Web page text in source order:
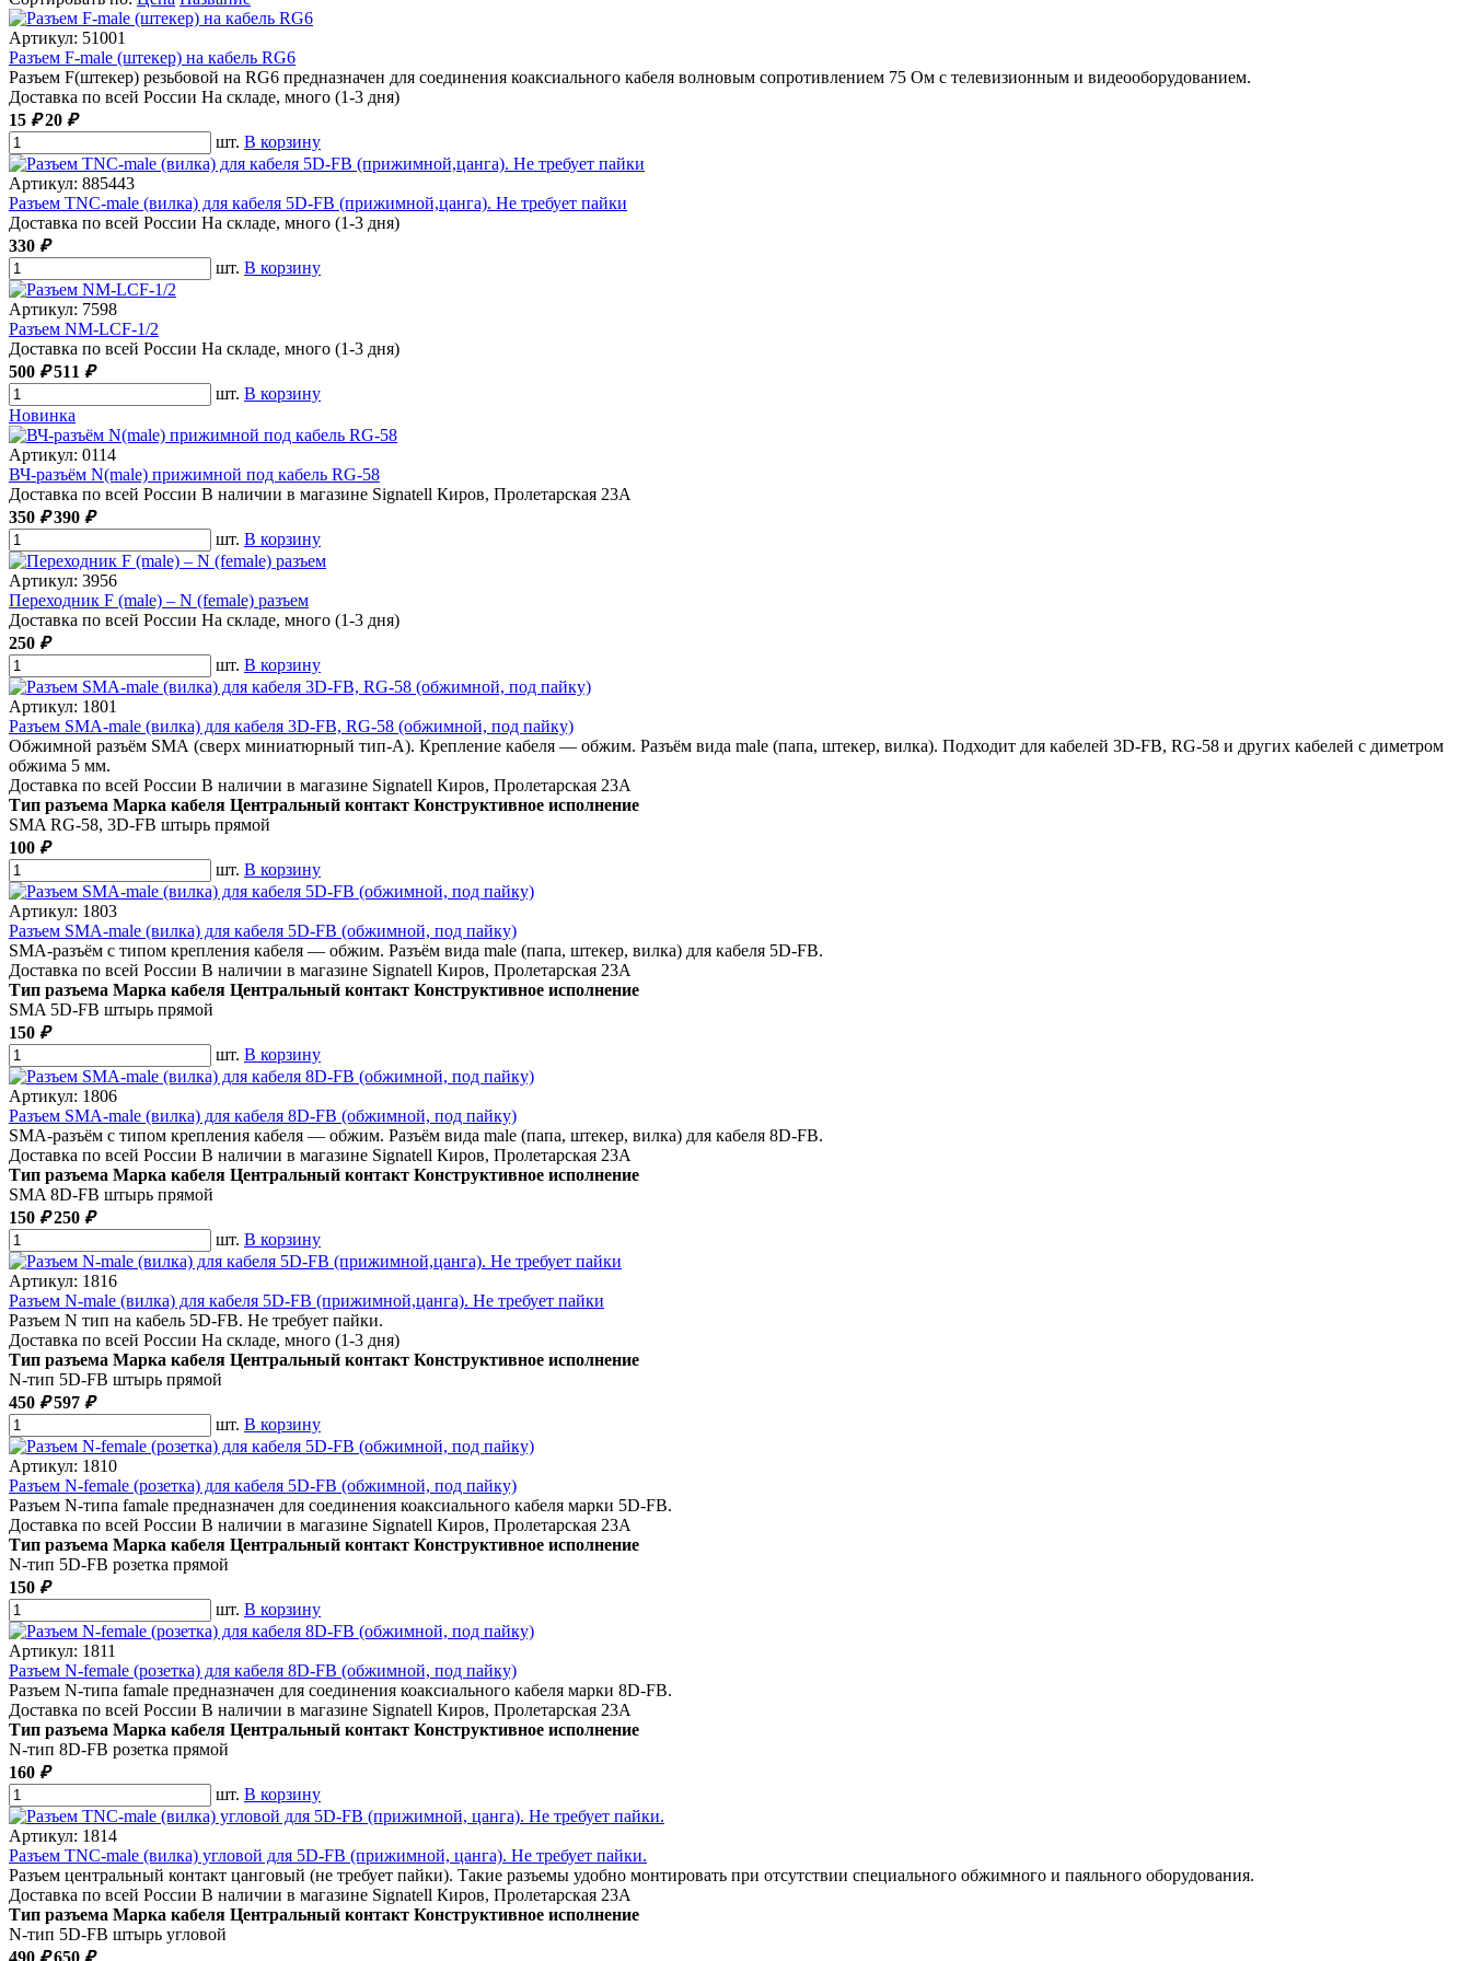
Артикул: 51001
Разъем F-male (штекер) на кабель RG6
Разъем F(штекер) резьбовой на RG6 предназначен для соединения коаксиального кабеля волновым сопротивлением 75 Ом с телевизионным и видеооборудованием.
Доставка по всей России На складе, много (1-3 дня)
15 ₽ 20 ₽
шт. В корзину
Артикул: 885443
Разъем TNC-male (вилка) для кабеля 5D-FB (прижимной,цанга). Не требует пайки
Доставка по всей России На складе, много (1-3 дня)
330 ₽
шт. В корзину
Артикул: 7598
Разъем NM-LCF-1/2
Доставка по всей России На складе, много (1-3 дня)
500 ₽ 511 ₽
шт. В корзину
Новинка
Артикул: 0114
ВЧ-разъём N(male) прижимной под кабель RG-58
Доставка по всей России В наличии в магазине Signatell Киров, Пролетарская 23А
350 ₽ 390 ₽
шт. В корзину
Артикул: 3956
Переходник F (male) – N (female) разъем
Доставка по всей России На складе, много (1-3 дня)
250 ₽
шт. В корзину
Артикул: 1801
Разъем SMA-male (вилка) для кабеля 3D-FB, RG-58 (обжимной, под пайку)
Обжимной разъём SMA (сверх миниатюрный тип-А). Крепление кабеля — обжим. Разъём вида male (папа, штекер, вилка). Подходит для кабелей 3D-FB, RG-58 и других кабелей с диметром
обжима 5 мм.
Доставка по всей России В наличии в магазине Signatell Киров, Пролетарская 23А
Тип разъема Марка кабеля Центральный контакт Конструктивное исполнение
SMA RG-58, 3D-FB штырь прямой
100 ₽
шт. В корзину
Артикул: 1803
Разъем SMA-male (вилка) для кабеля 5D-FB (обжимной, под пайку)
SMA-разъём с типом крепления кабеля — обжим. Разъём вида male (папа, штекер, вилка) для кабеля 5D-FB.
Доставка по всей России В наличии в магазине Signatell Киров, Пролетарская 23А
Тип разъема Марка кабеля Центральный контакт Конструктивное исполнение
SMA 5D-FB штырь прямой
150 ₽
шт. В корзину
Артикул: 1806
Разъем SMA-male (вилка) для кабеля 8D-FB (обжимной, под пайку)
SMA-разъём с типом крепления кабеля — обжим. Разъём вида male (папа, штекер, вилка) для кабеля 8D-FB.
Доставка по всей России В наличии в магазине Signatell Киров, Пролетарская 23А
Тип разъема Марка кабеля Центральный контакт Конструктивное исполнение
SMA 8D-FB штырь прямой
150 ₽ 250 ₽
шт. В корзину
Артикул: 1816
Разъем N-male (вилка) для кабеля 5D-FB (прижимной,цанга). Не требует пайки
Разъем N тип на кабель 5D-FB. Не требует пайки.
Доставка по всей России На складе, много (1-3 дня)
Тип разъема Марка кабеля Центральный контакт Конструктивное исполнение
N-тип 5D-FB штырь прямой
450 ₽ 597 ₽
шт. В корзину
Артикул: 1810
Разъем N-female (розетка) для кабеля 5D-FB (обжимной, под пайку)
Разъем N-типа famale предназначен для соединения коаксиального кабеля марки 5D-FB.
Доставка по всей России В наличии в магазине Signatell Киров, Пролетарская 23А
Тип разъема Марка кабеля Центральный контакт Конструктивное исполнение
N-тип 5D-FB розетка прямой
150 ₽
шт. В корзину
Артикул: 1811
Разъем N-female (розетка) для кабеля 8D-FB (обжимной, под пайку)
Разъем N-типа famale предназначен для соединения коаксиального кабеля марки 8D-FB.
Доставка по всей России В наличии в магазине Signatell Киров, Пролетарская 23А
Тип разъема Марка кабеля Центральный контакт Конструктивное исполнение
N-тип 8D-FB розетка прямой
160 ₽
шт. В корзину
Артикул: 1814
Разъем TNC-male (вилка) угловой для 5D-FB (прижимной, цанга). Не требует пайки.
Разъем центральный контакт цанговый (не требует пайки). Такие разъемы удобно монтировать при отсутствии специального обжимного и паяльного оборудования.
Доставка по всей России В наличии в магазине Signatell Киров, Пролетарская 23А
Тип разъема Марка кабеля Центральный контакт Конструктивное исполнение
N-тип 5D-FB штырь угловой